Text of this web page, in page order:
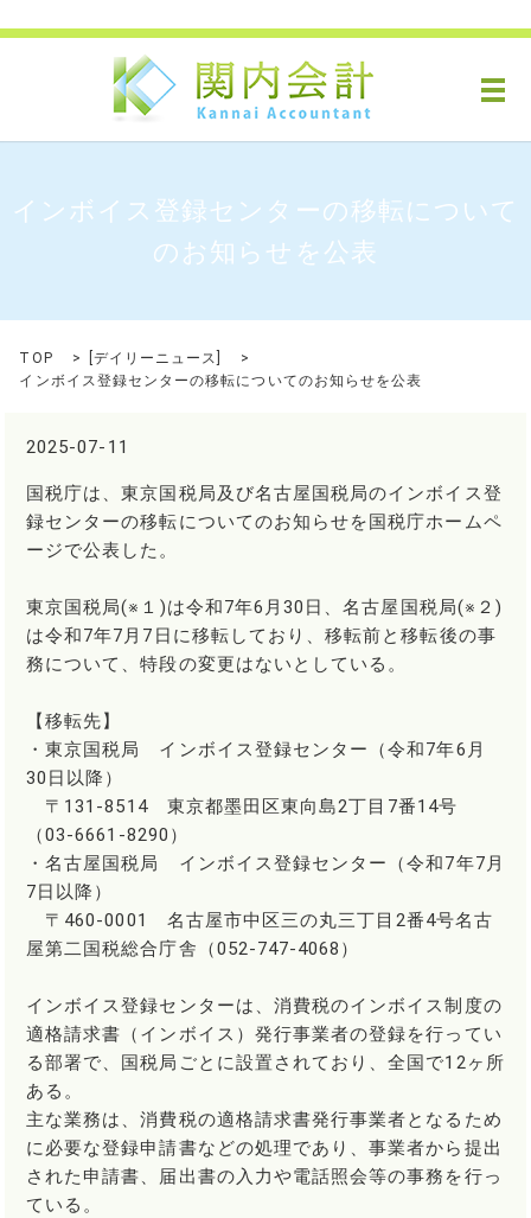
メ
インボイス登録センターの移転について
のお知らせを公表
TOP デイリーニュース
インボイス登録センターの移転についてのお知らせを公表
2025-07-11
国税庁は、東京国税局及び名古屋国税局のインボイス登
録センターの移転についてのお知らせを国税庁ホームペ
ージで公表した。
東京国税局(※１)は令和7年6月30日、名古屋国税局(※２)
は令和7年7月7日に移転しており、移転前と移転後の事
務について、特段の変更はないとしている。
【移転先】
・東京国税局 インボイス登録センター（令和7年6月
30日以降）
〒131-8514 東京都墨田区東向島2丁目7番14号
（03-6661-8290）
・名古屋国税局 インボイス登録センター（令和7年7月
7日以降）
〒460-0001 名古屋市中区三の丸三丁目2番4号名古
屋第二国税総合庁舎（052-747-4068）
インボイス登録センターは、消費税のインボイス制度の
適格請求書（インボイス）発行事業者の登録を行ってい
る部署で、国税局ごとに設置されており、全国で12ヶ所
ある。
主な業務は、消費税の適格請求書発行事業者となるため
に必要な登録申請書などの処理であり、事業者から提出
された申請書、届出書の入力や電話照会等の事務を行っ
ている。